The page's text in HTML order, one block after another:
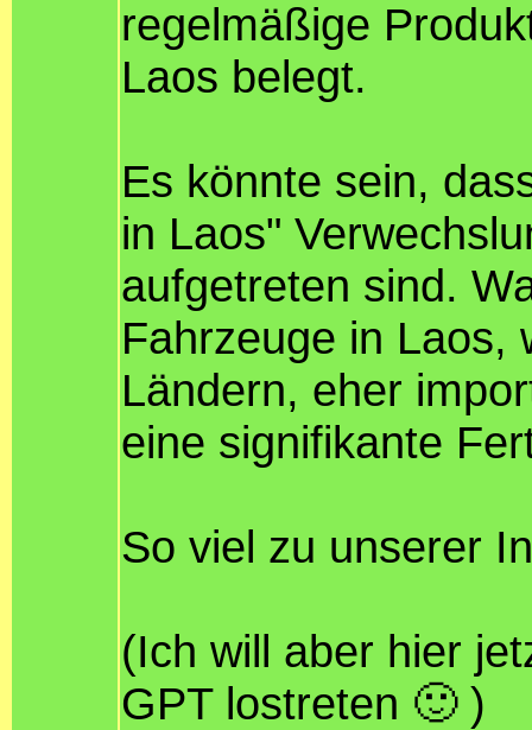
regelmäßige
Laos belegt.
Es könnte sein,
in Laos"
aufgetreten sind.
Fahrzeuge in Laos,
Ländern, eher
eine signifikante
So viel zu unserer
(Ich will aber hier
GPT lostreten 🙂 )